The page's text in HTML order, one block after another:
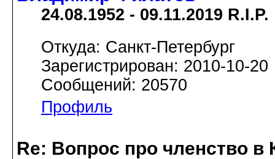
24.08.1952 - 09.11.2019 R.I.P.
Откуда: Санкт-Петербург
Зарегистрирован: 2010-10-20
Сообщений: 20570
Профиль
Re: Вопрос про членство в